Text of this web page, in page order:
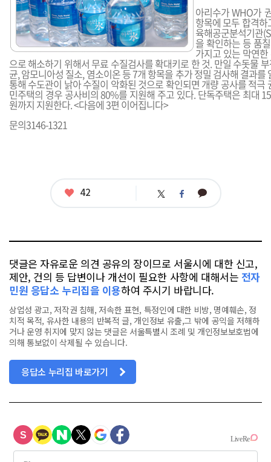
아리수가 WHO가
항목에 모두 합격
육해공군분석기관
을 확인하는 등 품
가지고 있는 막연
으로 해소하기 위해서 무료 수질검사를 확대키로 한 것. 만일 수돗물
균, 암모니아성 질소, 염소이온 등 7개 항목을 추가 정밀 검사해 결과를
통해 수도관이 낡아 수질이 악화된 것으로 확인되면 개량 공사를 적극
민주택의 경우 공사비의 80%를 지원해 주고 있다. 단독주택은 최대
원까지 지원한다. <다음에 3편 이어집니다>
문의3146-1321
좋
42 트 페 카
댓글은 자유로운 의견 공유의 장이므로 서울시에 대한 신고,
제안, 건의 등 답변이나 개선이 필요한 사항에 대해서는 전자
민원 응답소 누리집을 이용하여 주시기 바랍니다.
상업성 광고, 저작권 침해, 저속한 표현, 특정인에 대한 비방, 명예훼손, 정
치적 목적, 유사한 내용의 반복적 글, 개인정보 유출,그 밖에 공익을 저해하
거나 운영 취지에 맞지 않는 댓글은 서울특별시 조례 및 개인정보보호법에
의해 통보없이 삭제될 수 있습니다.
응답소 누리집 바로가기